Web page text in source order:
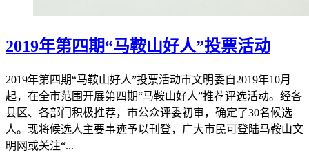
2019年第四期“马鞍山好人”投票活动
2019年第四期“马鞍山好人”投票活动市文明委自2019年10月
起，在全市范围开展第四期“马鞍山好人”推荐评选活动。经各
县区、各部门积极推荐，市公众评委初审，确定了30名候选
人。现将候选人主要事迹予以刊登，广大市民可登陆马鞍山文
明网或关注“...